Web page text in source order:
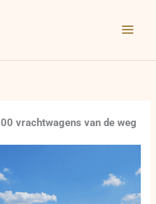
vrachtwagens van de weg